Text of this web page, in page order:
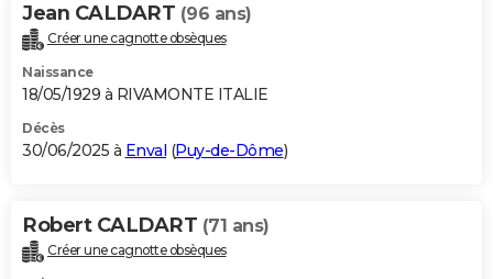
Alimentation
Guide de la santé
Maladies
Médicaments
Sommeil
VOYAGE
Destinations
City break
Voyage nature
Voyage de noces
Forum
Climat
+PHOTO
GUIDES D'ACHAT
BONS PLANS
Carte de Noël
Carte Bonne année
Carte Saint-Valentin
Carte Pâques
Carte d'anniversaire
DICTIONNAIRE
Jean CALDART (96 ans)
Créer une cagnotte obsèques
Naissance
18/05/1929 à RIVAMONTE ITALIE
Décès
30/06/2025 à Enval (Puy-de-Dôme)
Robert CALDART (71 ans)
Créer une cagnotte obsèques